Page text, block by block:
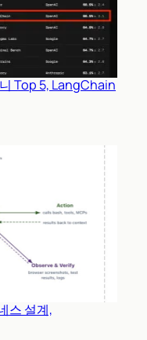
Top 5, LangChain
스 설계,